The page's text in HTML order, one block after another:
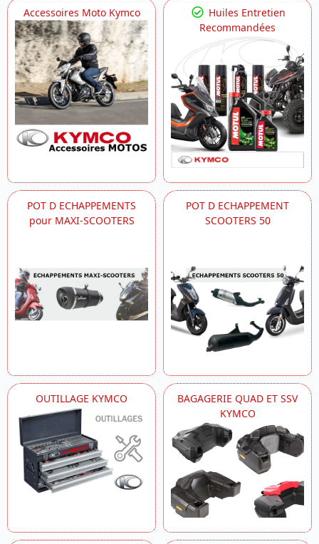
Accessoires Moto Kymco
Huiles Entretien
Recommandées
POT D ECHAPPEMENTS
pour MAXI-SCOOTERS
POT D ECHAPPEMENT
SCOOTERS 50
OUTILLAGE KYMCO
BAGAGERIE QUAD ET SSV
KYMCO